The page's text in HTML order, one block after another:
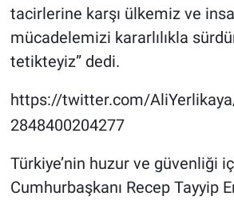
tacirlerine karşı ülkemiz ve
mücadelemizi kararlılıkla
tetikteyiz” dedi.
https://twitter.com/
2848400204277
Türkiye’nin huzur ve güvenliği
Cumhurbaşkanı Recep Tayyip